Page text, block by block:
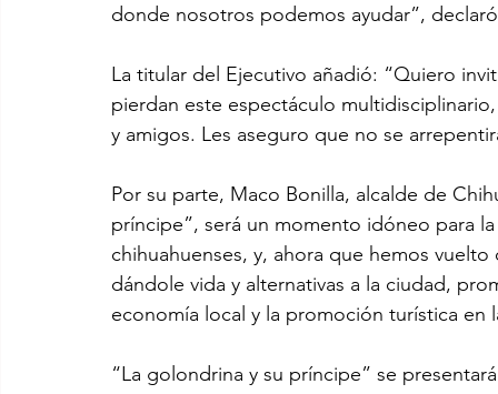
donde nosotros podemos ayudar”,
La titular del Ejecutivo añadió: “Quiero
pierdan este espectáculo
y amigos. Les aseguro que no se
Por su parte, Maco Bonilla, alcalde de
príncipe”, será un momento idóneo para
chihuahuenses, y, ahora que hemos
dándole vida y alternativas a la ciudad,
economía local y la promoción turística en
“La golondrina y su príncipe” se